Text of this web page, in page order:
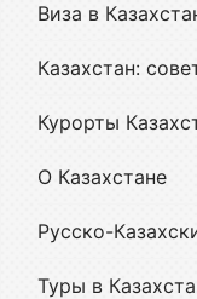
Виза в
Казахстан:
Курорты
О Казахстане
Русско-
Туры в